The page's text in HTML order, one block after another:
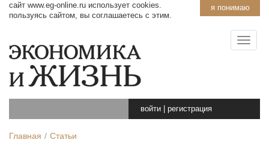
я понимаю
сайт www.eg-online.ru использует cookies.
пользуясь сайтом, вы соглашаетесь с этим.
войти регистрация
Главная Статьи